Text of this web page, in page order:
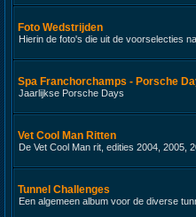
Foto Wedstrijden
Hierin de foto's die uit de voorselecties
Spa Franchorchamps - Porsche
Jaarlijkse Porsche Days
Vet Cool Man Ritten
De Vet Cool Man rit, edities 2004, 2005,
Tunnel Challenges
Een algemeen album voor de diverse